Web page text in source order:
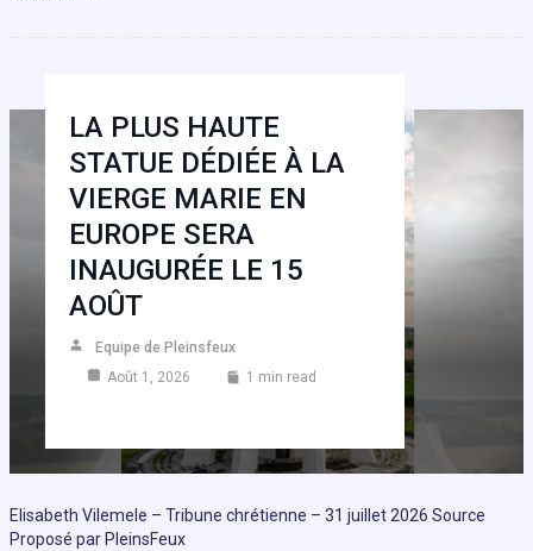
LA PLUS HAUTE
STATUE DÉDIÉE À LA
VIERGE MARIE EN
EUROPE SERA
INAUGURÉE LE 15
AOÛT
Equipe de Pleinsfeux
Août 1, 2026
1 min read
Elisabeth Vilemele – Tribune chrétienne – 31 juillet 2026 Source
Proposé par PleinsFeux